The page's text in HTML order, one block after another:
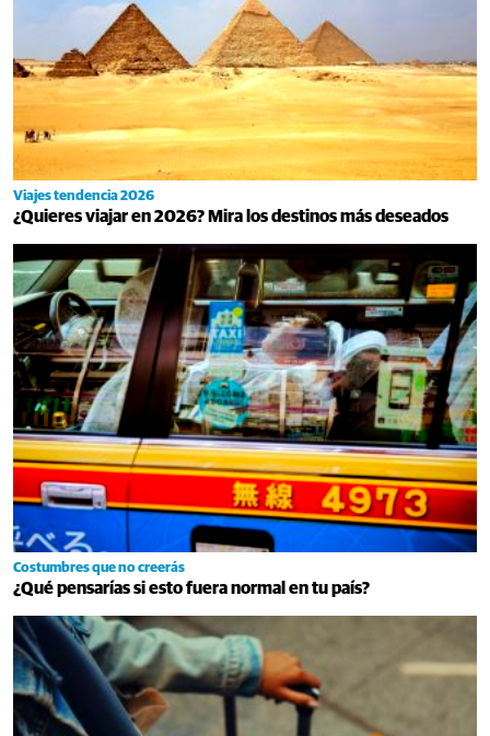
Viajes tendencia 2026
¿Quieres viajar en 2026? Mira los destinos más deseados
Costumbres que no creerás
¿Qué pensarías si esto fuera normal en tu país?